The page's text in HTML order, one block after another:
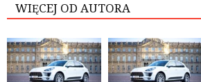
WIĘCEJ OD AUTORA